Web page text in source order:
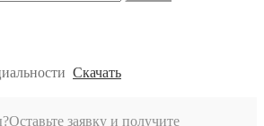
Скачать
Оставьте заявку и получите